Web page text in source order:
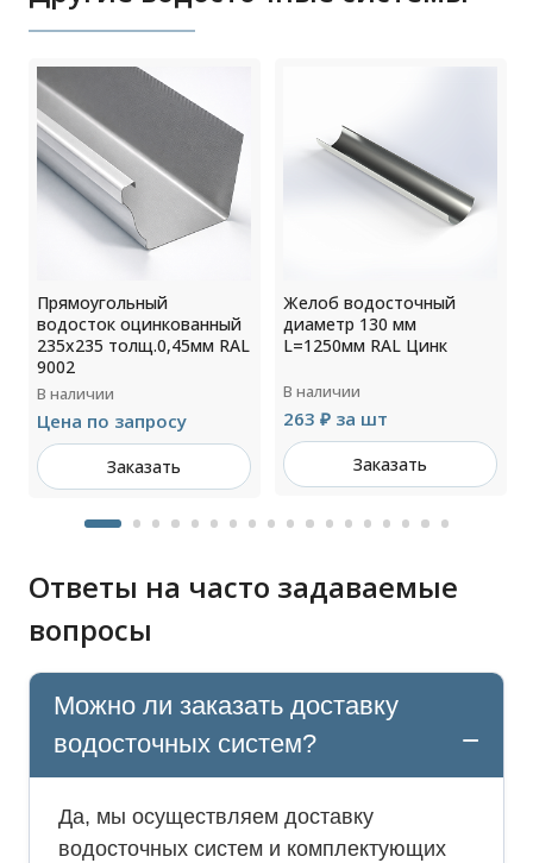
Прямоугольный
водосток оцинкованный
235х235 толщ.0,45мм RAL
9002
В наличии
Цена по запросу
Заказать
Желоб водосточный
диаметр 130 мм
L=1250мм RAL Цинк
В наличии
263 ₽ за шт
Заказать
Ответы на часто задаваемые
вопросы
Можно ли заказать доставку
водосточных систем?
Да, мы осуществляем доставку
водосточных систем и комплектующих